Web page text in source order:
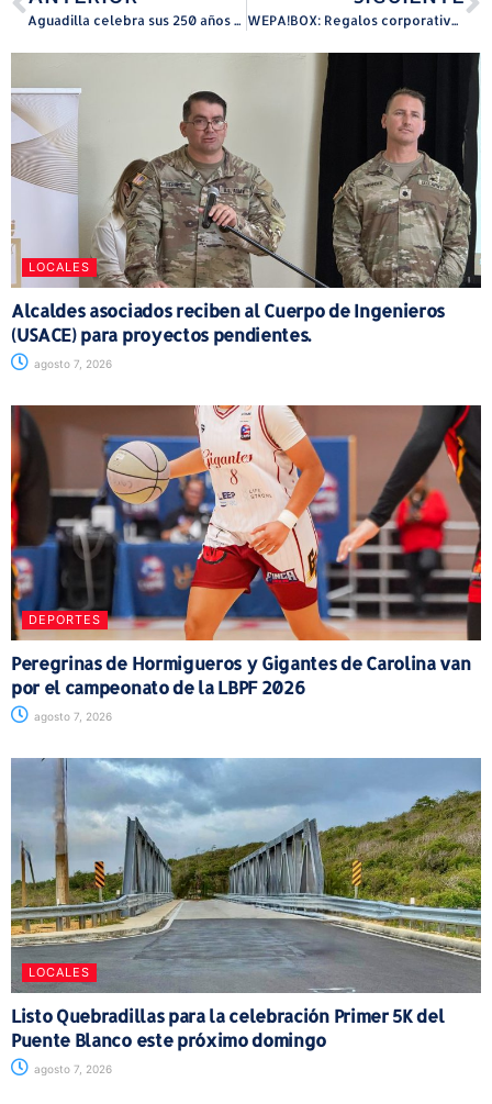
Aguadilla celebra sus 250 años con gran concierto cristiano “Aguadilla para Jesús” WEPA!BOX: Regalos corporativos con sabor a Puerto Rico para esta Navidad
LOCALES
Alcaldes asociados reciben al Cuerpo de Ingenieros
(USACE) para proyectos pendientes.
agosto 7, 2026
DEPORTES
Peregrinas de Hormigueros y Gigantes de Carolina van
por el campeonato de la LBPF 2026
agosto 7, 2026
LOCALES
Listo Quebradillas para la celebración Primer 5K del
Puente Blanco este próximo domingo
agosto 7, 2026